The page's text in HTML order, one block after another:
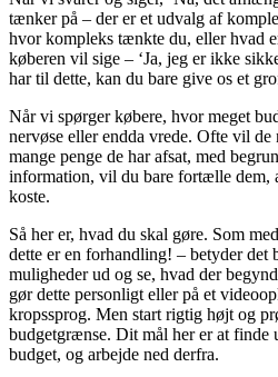
tænker på – der er et udvalg af
hvor kompleks tænkte du, eller hvad
køberen vil sige – ‘Ja, jeg er ikke
har til dette, kan du bare give os et
Når vi spørger købere, hvor meget
nervøse eller endda vrede. Ofte vil
mange penge de har afsat, med
information, vil du bare fortælle dem,
koste.
Så her er, hvad du skal gøre. Som
dette er en forhandling! – betyder det
muligheder ud og se, hvad der
gør dette personligt eller på et
kropssprog. Men start rigtig højt og
budgetgrænse. Dit mål her er at finde
budget, og arbejde ned derfra.